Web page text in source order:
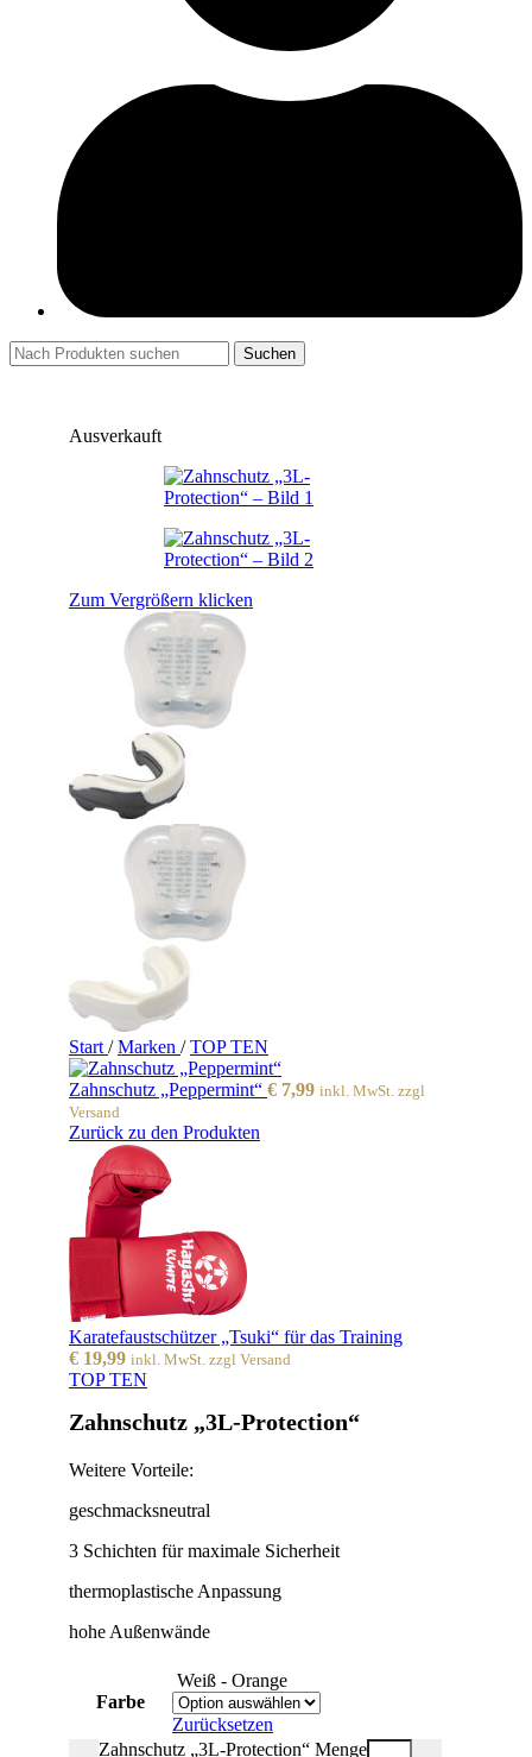
Suchen
Ausverkauft
Zum Vergrößern klicken
Start / Marken / TOP TEN
Zahnschutz „Peppermint“ € 7,99 inkl. MwSt. zzgl
Versand
Zurück zu den Produkten
Karatefaustschützer „Tsuki“ für das Training
€ 19,99 inkl. MwSt. zzgl Versand
TOP TEN
Zahnschutz „3L-Protection“
Weitere Vorteile:
geschmacksneutral
3 Schichten für maximale Sicherheit
thermoplastische Anpassung
hohe Außenwände
Farbe
Weiß - Orange
Zurücksetzen
Zahnschutz „3L-Protection“ Menge